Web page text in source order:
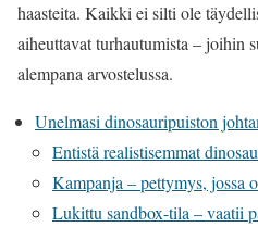
haasteita. Kaikki ei silti ole
aiheuttavat turhautumista – joihin
alempana arvostelussa.
Unelmasi dinosauripuiston
Entistä realistisemmat
Kampanja – pettymys, jossa
Lukittu sandbox-tila – vaatii